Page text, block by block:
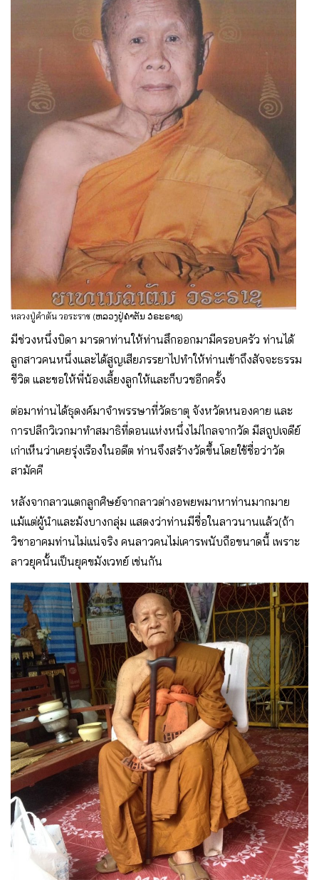
หลวงปู่คำตัน วอระราช (ຫລວງປູ່ຄຳຕັນ ວໍຣະຣາຊ)
มีช่วงหนึ่งบิดา มารดาท่านให้ท่านสึกออกมามีครอบครัว ท่านได้
ลูกสาวคนหนึ่งและได้สูญเสียภรรยาไปทำให้ท่านเข้าถึงสัจจะธรรม
ชีวิต และขอให้พี่น้องเลี้ยงลูกให้และก็บวชอีกครั้ง
ต่อมาท่านได้ธุดงค์มาจำพรรษาที่วัดธาตุ จังหวัดหนองคาย และ
การปลีกวิเวกมาทำสมาธิที่ดอนแห่งหนึ่งไม่ไกลจากวัด มีสถูปเจดีย์
เก่าเห็นว่าเคยรุ่งเรืองในอดีต ท่านจึงสร้างวัดขึ้นโดยใช้ชื่อว่าวัด
สามัคคี
หลังจากลาวแตกลูกศิษย์จากลาวต่างอพยพมาหาท่านมากมาย
แม้แต่ผู้นำและม้งบางกลุ่ม แสดงว่าท่านมีชื่อในลาวนานแล้ว(ถ้า
วิชาอาคมท่านไม่แน่จริง คนลาวคนไม่เคารพนับถือขนาดนี้ เพราะ
ลาวยุคนั้นเป็นยุคขมังเวทย์ เช่นกัน